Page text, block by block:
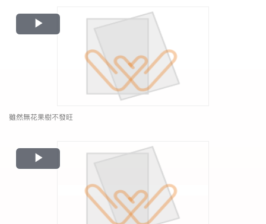
Play
Video
雖然無花果樹不發旺
Play
Video